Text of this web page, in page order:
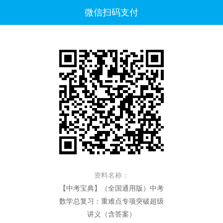
微信扫码支付
资料名称：
【中考宝典】（全国通用版）中考
数学总复习：重难点专项突破超级
讲义（含答案）